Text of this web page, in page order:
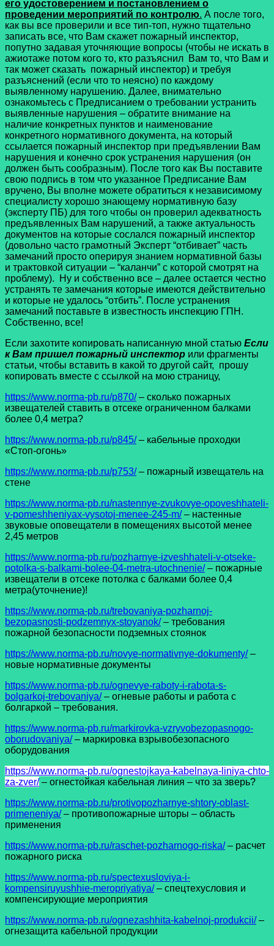
его удостоверением и постановлением о
проведении мероприятий по контролю. А после того,
как вы все проверили и все тип-топ, нужно тщательно
записать все, что Вам скажет пожарный инспектор,
попутно задавая уточняющие вопросы (чтобы не искать в
ажиотаже потом кого то, кто разъяснил Вам то, что Вам и
так может сказать пожарный инспектор) и требуя
разъяснений (если что то неясно) по каждому
выявленному нарушению. Далее, внимательно
ознакомьтесь с Предписанием о требовании устранить
выявленные нарушения – обратите внимание на
наличие конкретных пунктов и наименование
конкретного нормативного документа, на который
ссылается пожарный инспектор при предъявлении Вам
нарушения и конечно срок устранения нарушения (он
должен быть сообразным). После того как Вы поставите
свою подпись в том что указанное Предписание Вам
вручено, Вы вполне можете обратиться к независимому
специалисту хорошо знающему нормативную базу
(эксперту ПБ) для того чтобы он проверил адекватность
предъявленных Вам нарушений, а также актуальность
документов на которые сослался пожарный инспектор
(довольно часто грамотный Эксперт “отбивает” часть
замечаний просто оперируя знанием нормативной базы
и трактовкой ситуации – “каланчи” с которой смотрят на
проблему). Ну и собственно все – далее остается честно
устранять те замечания которые имеются действительно
и которые не удалось “отбить”. После устранения
замечаний поставьте в известность инспекцию ГПН.
Собственно, все!
Если захотите копировать написанную мной статью Если
к Вам пришел пожарный инспектор или фрагменты
статьи, чтобы вставить в какой то другой сайт, прошу
копировать вместе с ссылкой на мою страницу,
https://www.norma-pb.ru/p870/ – сколько пожарных
извещателей ставить в отсеке ограниченном балками
более 0,4 метра?
https://www.norma-pb.ru/p845/ – кабельные проходки
«Стоп-огонь»
https://www.norma-pb.ru/p753/ – пожарный извещатель на
стене
https://www.norma-pb.ru/nastennye-zvukovye-opoveshhateli-
v-pomeshheniyax-vysotoj-menee-245-m/ – настенные
звуковые оповещатели в помещениях высотой менее
2,45 метров
https://www.norma-pb.ru/pozharnye-izveshhateli-v-otseke-
potolka-s-balkami-bolee-04-metra-utochnenie/– пожарные
извещатели в отсеке потолка с балками более 0,4
метра(уточнение)!
https://www.norma-pb.ru/trebovaniya-pozharnoj-
bezopasnosti-podzemnyx-stoyanok/– требования
пожарной безопасности подземных стоянок
https://www.norma-pb.ru/novye-normativnye-dokumenty/–
новые нормативные документы
https://www.norma-pb.ru/ognevye-raboty-i-rabota-s-
bolgarkoj-trebovaniya/– огневые работы и работа с
болгаркой – требования.
https://www.norma-pb.ru/markirovka-vzryvobezopasnogo-
oborudovaniya/– маркировка взрывобезопасного
оборудования
https://www.norma-pb.ru/ognestojkaya-kabelnaya-liniya-chto-
za-zver/– огнестойкая кабельная линия – что за зверь?
https://www.norma-pb.ru/protivopozharnye-shtory-oblast-
primeneniya/ – противопожарные шторы – область
применения
https://www.norma-pb.ru/raschet-pozharnogo-riska/– расчет
пожарного риска
https://www.norma-pb.ru/spectexusloviya-i-
kompensiruyushhie-meropriyatiya/– спецтехусловия и
компенсирующие мероприятия
https://www.norma-pb.ru/ognezashhita-kabelnoj-produkcii/–
огнезащита кабельной продукции